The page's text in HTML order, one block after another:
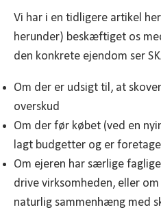
Vi har i en tidligere artikel
herunder) beskæftiget os
den konkrete ejendom ser
Om der er udsigt til, at
overskud
Om der før købet (ved en
lagt budgetter og er
Om ejeren har særlige
drive virksomheden, eller
naturlig sammenhæng med